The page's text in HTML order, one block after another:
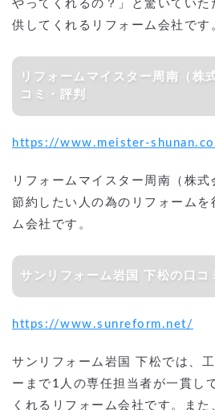
やってくれるの？」と驚いていた
供してくれるリフォーム会社です
リフォームマイスター周南（株式会社防長工務）の口
コミ・評判
https://www.meister-
リフォームマイスター周南（株式
節約したい人の為のリフォームを
ム会社です。
サンリフォーム岩国 下松の口コ
https://www.sunreform.net/
サンリフォーム岩国 下松では、
ーまで1人の専任担当者が一貫し
くれるリフォーム会社です。ま